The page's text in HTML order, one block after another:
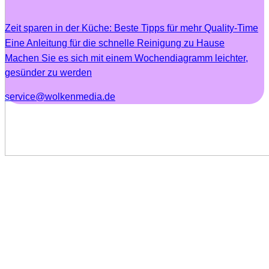
Zeit sparen in der Küche: Beste Tipps für mehr Quality-Time
Eine Anleitung für die schnelle Reinigung zu Hause
Machen Sie es sich mit einem Wochendiagramm leichter,
gesünder zu werden
service@wolkenmedia.de